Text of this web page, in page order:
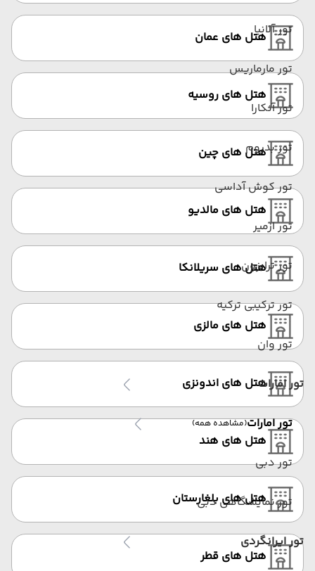
تور آلانیا
تور مارماریس
تور آنکارا
تور بدروم
تور کوش آداسی
تور ازمیر
تور ترابزون
تور ترکیبی ترکیه
تور وان
تور امارات
تور امارات(مشاهده همه)
تور دبی
تور نمایشگاهی دبی
تور ایرانگردی
هتل‌ های عمان
هتل های روسیه
هتل های چین
هتل های مالدیو
هتل های سریلانکا
هتل های مالزی
هتل های اندونزی
هتل های هند
هتل های بلغارستان
هتل های قطر